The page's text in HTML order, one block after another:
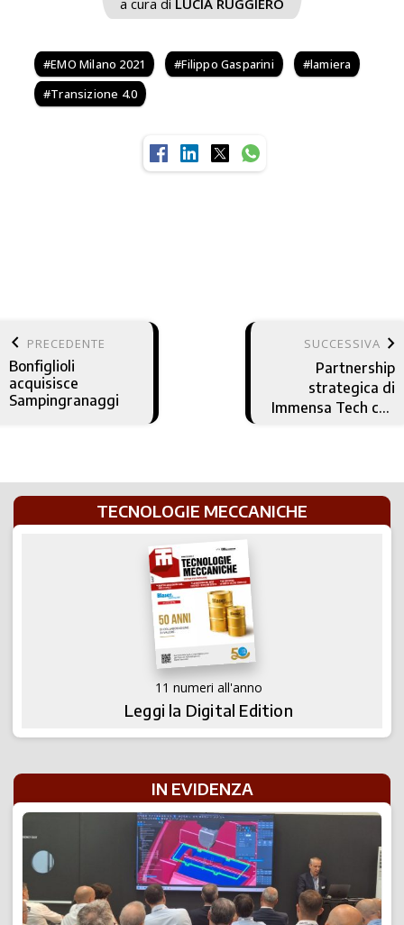
a cura di LUCIA RUGGIERO
EMO Milano 2021 Filippo Gasparini
lamiera
Transizione 4.0
keyboard_arrow_left PRECEDENTE
Bonfiglioli
acquisisce
Sampingranaggi
SUCCESSIVA keyboard_arrow_right
Partnership
strategica di
Immensa Tech con
TECNOLOGIE MECCANICHE
11 numeri all'anno
Leggi la Digital Edition
IN EVIDENZA